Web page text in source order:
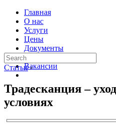
Главная
О нас
Услуги
Цены
Документы
Контакты
Вакансии
Статьи ›
Традесканция –
условиях